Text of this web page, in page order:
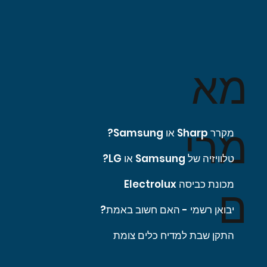
מא
מרי
ם
מקרר Sharp או Samsung?
טלוויזיה של Samsung או LG?
מכונת כביסה Electrolux
יבואן רשמי - האם חשוב באמת?
התקן שבת למדיח כלים צומת